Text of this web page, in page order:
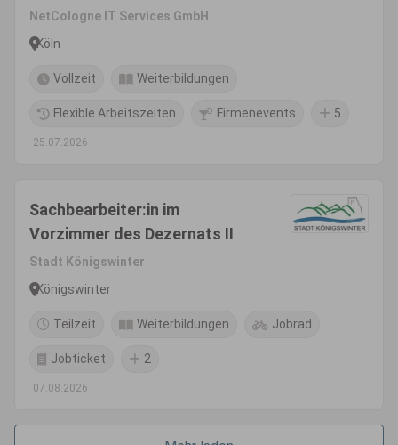
NetCologne IT Services GmbH
Köln
Vollzeit Weiterbildungen
Flexible Arbeitszeiten Firmenevents 5
25.07.2026
Sachbearbeiter:in im
Vorzimmer des Dezernats II
Stadt Königswinter
Königswinter
Teilzeit Weiterbildungen Jobrad
Jobticket 2
07.08.2026